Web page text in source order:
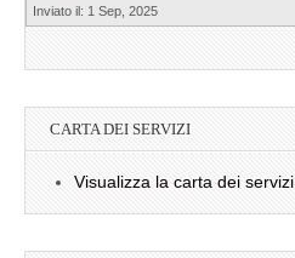
Inviato il: 1 Sep, 2025
CARTA DEI SERVIZI
Visualizza la carta dei servizi